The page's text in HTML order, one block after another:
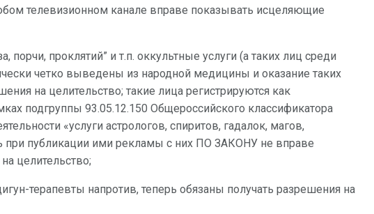
телевизионном канале вправе показывать исцеляющие
порчи, проклятий” и т.п. оккультные услуги (а таких лиц среди
четко выведены из народной медицины и оказание таких
на целительство; такие лица регистрируются как
подгруппы 93.05.12.150 Общероссийского классификатора
«услуги астрологов, спиритов, гадалок, магов,
при публикации ими рекламы с них ПО ЗАКОНУ не вправе
целительство;
терапевты напротив, теперь обязаны получать разрешения на